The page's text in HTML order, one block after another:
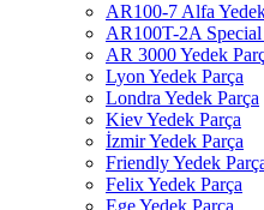
AR100-7 Alfa
AR100T-2A Special
AR 3000 Yedek
Lyon Yedek Parça
Londra Yedek Parça
Kiev Yedek Parça
İzmir Yedek Parça
Friendly Yedek
Felix Yedek Parça
Ege Yedek Parça